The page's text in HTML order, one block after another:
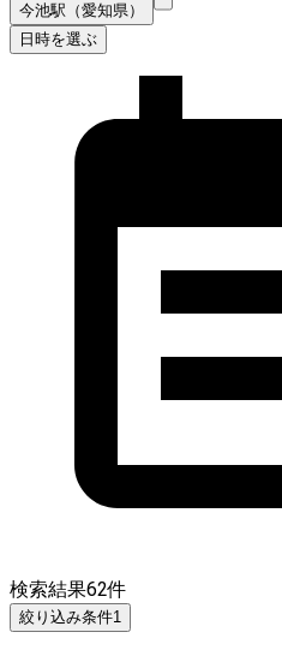
今池駅（愛知県）
日時を選ぶ
検索結果62件
絞り込み条件1